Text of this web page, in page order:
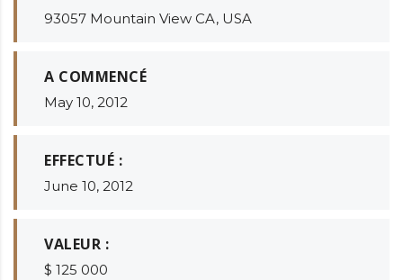
93057 Mountain View CA, USA
A COMMENCÉ
May 10, 2012
EFFECTUÉ :
June 10, 2012
VALEUR :
$ 125 000